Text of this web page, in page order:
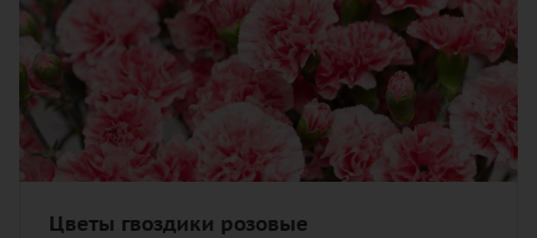
Цветы гвоздики розовые